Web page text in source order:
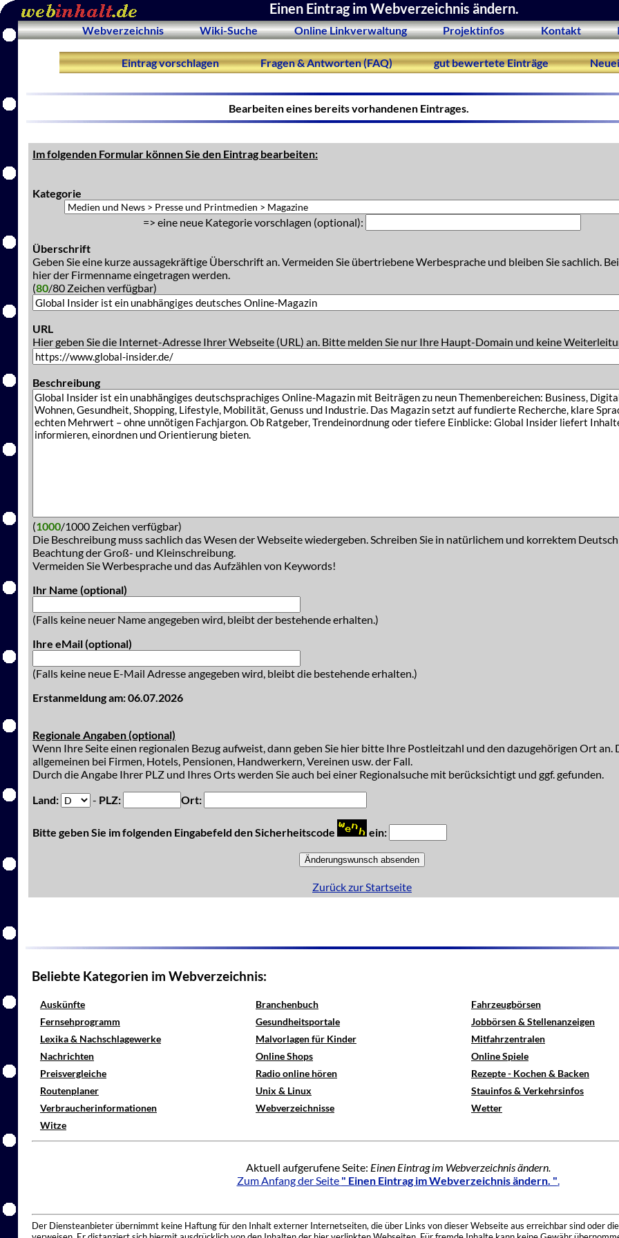
Einen Eintrag im Webverzeichnis ändern.
Webverzeichnis Wiki-Suche Online Linkverwaltung Projektinfos Kontakt
Eintrag vorschlagen Fragen & Antworten (FAQ) gut bewertete Einträge
Bearbeiten eines bereits vorhandenen Eintrages.
Im folgenden Formular können Sie den Eintrag bearbeiten:
Kategorie
=> eine neue Kategorie vorschlagen (optional):
Überschrift
Geben Sie eine kurze aussagekräftige Überschrift an. Vermeiden Sie übertriebene Werbesprache und bleiben Sie sachlich.
hier der Firmenname eingetragen werden.
(80/80 Zeichen verfügbar)
URL
Hier geben Sie die Internet-Adresse Ihrer Webseite (URL) an. Bitte melden Sie nur Ihre Haupt-Domain und keine
Beschreibung
(1000/1000 Zeichen verfügbar)
Die Beschreibung muss sachlich das Wesen der Webseite wiedergeben. Schreiben Sie in natürlichem und korrektem
Beachtung der Groß- und Kleinschreibung.
Vermeiden Sie Werbesprache und das Aufzählen von Keywords!
Ihr Name (optional)
(Falls keine neuer Name angegeben wird, bleibt der bestehende erhalten.)
Ihre eMail (optional)
(Falls keine neue E-Mail Adresse angegeben wird, bleibt die bestehende erhalten.)
Erstanmeldung am: 06.07.2026
Regionale Angaben (optional)
Wenn Ihre Seite einen regionalen Bezug aufweist, dann geben Sie hier bitte Ihre Postleitzahl und den dazugehörigen Ort an.
allgemeinen bei Firmen, Hotels, Pensionen, Handwerkern, Vereinen usw. der Fall.
Durch die Angabe Ihrer PLZ und Ihres Orts werden Sie auch bei einer Regionalsuche mit berücksichtigt und ggf. gefunden.
Land:
- PLZ: Ort:
Bitte geben Sie im folgenden Eingabefeld den Sicherheitscode ein:
Zurück zur Startseite
Beliebte Kategorien im Webverzeichnis:
Auskünfte Branchenbuch
Fahrzeugbörsen
Fernsehprogramm
Gesundheitsportale
Jobbörsen & Stellenanzeigen
Lexika & Nachschlagewerke
Malvorlagen für Kinder
Mitfahrzentralen
Nachrichten
Online Shops
Online Spiele
Preisvergleiche
Radio online hören
Rezepte - Kochen & Backen
Routenplaner
Unix & Linux
Stauinfos & Verkehrsinfos
Verbraucherinformationen
Webverzeichnisse
Wetter
Witze
Aktuell aufgerufene Seite: Einen Eintrag im Webverzeichnis ändern.
Zum Anfang der Seite " Einen Eintrag im Webverzeichnis ändern. ".
Der Diensteanbieter übernimmt keine Haftung für den Inhalt externer Internetseiten, die über Links von dieser Webseite aus erreichbar sind oder